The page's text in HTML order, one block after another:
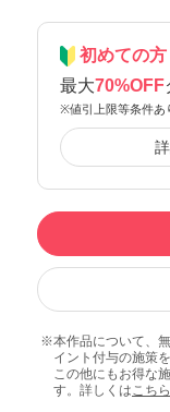
初めての方
最大70%OFF
※値引上限等条件あ
本作品について、
イント付与の施策
この他にもお得な
す。詳しくはこちら